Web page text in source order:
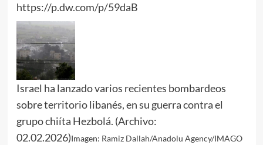
https://p.dw.com/p/59daB
Israel ha lanzado varios recientes bombardeos
sobre territorio libanés, en su guerra contra el
grupo chiíta Hezbolá. (Archivo:
02.02.2026)Imagen: Ramiz Dallah/Anadolu Agency/IMAGO